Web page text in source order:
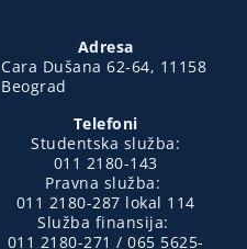
Adresa
Cara Dušana 62-64, 11158
Beograd
Telefoni
Studentska služba:
011 2180-143
Pravna služba:
011 2180-287 lokal 114
Služba finansija:
011 2180-271 / 065 5625-